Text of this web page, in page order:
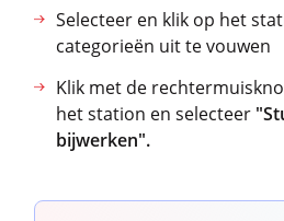
Selecteer en klik op het
categorieën uit te vouwen
Klik met de
het station en selecteer
bijwerken".